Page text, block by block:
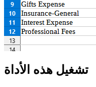
تشغيل هذه الأداة